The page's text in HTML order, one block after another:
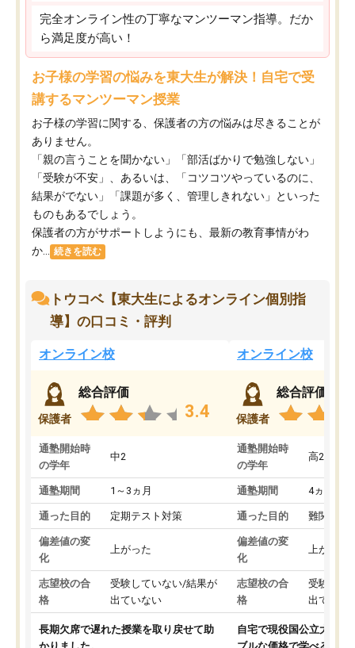
完全オンライン性の丁寧なマンツーマン指導。だか
ら満足度が高い！
お子様の学習の悩みを東大生が解決！自宅で受
講するマンツーマン授業
お子様の学習に関する、保護者の方の悩みは尽きることが
ありません。
「親の言うことを聞かない」「部活ばかりで勉強しない」
「受験が不安」、あるいは、「コツコツやっているのに、
結果がでない」「課題が多く、管理しきれない」といった
ものもあるでしょう。
保護者の方がサポートしようにも、最新の教育事情がわ
か...
続きを読む
トウコベ【東大生によるオンライン個別指
導】の口コミ・評判
オンライン校
保護者
総合評価
3.4
通塾開始時
の学年
中2
通塾期間 1～3ヵ月
通った目的 定期テスト対策
偏差値の変
化
上がった
志望校の合
格
受験していない/結果が
出ていない
長期欠席で遅れた授業を取り戻せて助
オンライン校
保護者
総合評価
通塾開始時
の学年
高2
通塾期間 4ヵ月～1
通った目的 難関私立
偏差値の変
化
上がった
志望校の合
格
受験して
出ていな
自宅で現役国公立大学生